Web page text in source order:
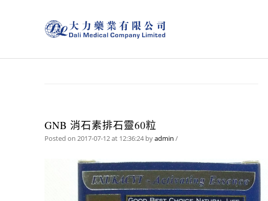
GNB 消石素排石靈60粒
Posted on 2017-07-12 at 12:36:24 byadmin /